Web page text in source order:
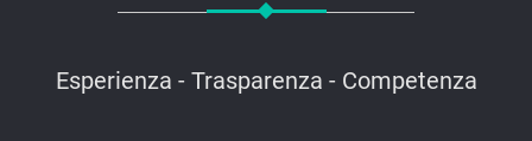
Esperienza - Trasparenza - Competenza